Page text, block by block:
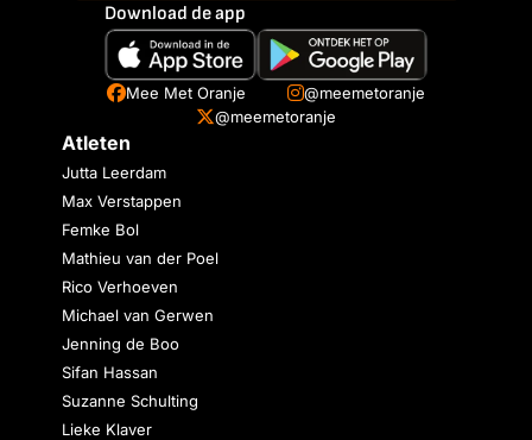
Download de app
Mee Met Oranje
@meemetoranje
@meemetoranje
Atleten
Jutta Leerdam
Max Verstappen
Femke Bol
Mathieu van der Poel
Rico Verhoeven
Michael van Gerwen
Jenning de Boo
Sifan Hassan
Suzanne Schulting
Lieke Klaver